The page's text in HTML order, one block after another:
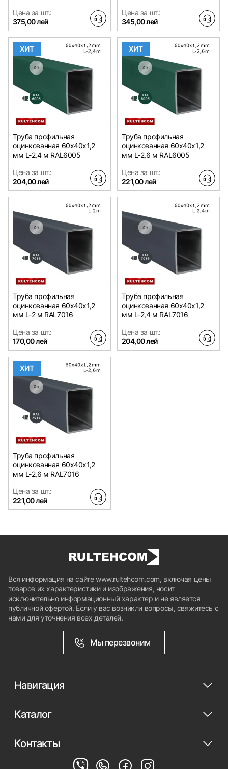
Цена за шт.:
375,00 лей
Цена за шт.:
345,00 лей
ХИТ
Труба профильная
оцинкованная 60х40x1,2
мм L-2,4 м RAL6005
Цена за шт.:
204,00 лей
ХИТ
Труба профильная
оцинкованная 60х40x1,2
мм L-2,6 м RAL6005
Цена за шт.:
221,00 лей
Труба профильная
оцинкованная 60х40x1,2
мм L-2 м RAL7016
Цена за шт.:
170,00 лей
Труба профильная
оцинкованная 60х40x1,2
мм L-2,4 м RAL7016
Цена за шт.:
204,00 лей
ХИТ
Труба профильная
оцинкованная 60х40x1,2
мм L-2,6 м RAL7016
Цена за шт.:
221,00 лей
Вся информация на сайте www.rultehcom.com, включая цены
товаров их характеристики и изображения, носит
исключительно информационный характер и не является
публичной офертой. Если у вас возникли вопросы, свяжитесь с
нами для уточнения всех деталей.
Мы перезвоним
Навигация
Каталог
Контакты